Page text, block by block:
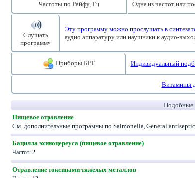
Частоты по Райфу, Гц Одна из частот или
Слушать
программу
Эту программу можно прослушать в
аудио аппаратуру или наушники к аудио-
Приборы БРТ Индивидуальный
Витамины
Подобные
Пищевое отравление
См. дополнительные программы по Salmonella, General
Бацилла эхиноцереуса (пищевое отравление)
Частот: 2
Отравление токсинами тяжелых металлов